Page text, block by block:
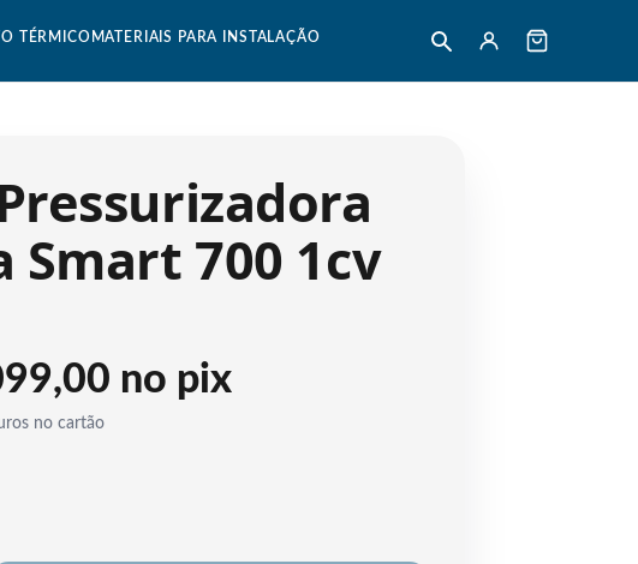
TÉRMICO MATERIAIS PARA INSTALAÇÃO
Smart 700 1cv
no pix
no cartão